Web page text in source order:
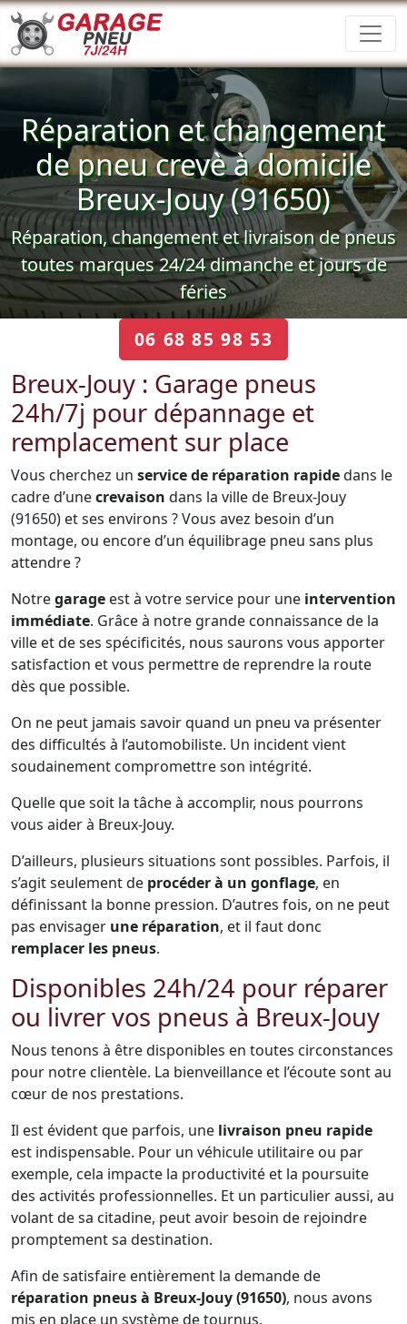
Réparation et changement
de pneu crevè à domicile
Breux-Jouy (91650)
Réparation, changement et livraison de pneus
toutes marques 24/24 dimanche et jours de
féries
06 68 85 98 53
Breux-Jouy : Garage pneus
24h/7j pour dépannage et
remplacement sur place
Vous cherchez un service de réparation rapidedans le
cadre d’unecrevaison dans la ville de Breux-Jouy
(91650) et ses environs ? Vous avez besoin d’un
montage, ou encore d’un équilibrage pneu sans plus
attendre ?
Notregarage est à votre service pour une intervention
immédiate. Grâce à notre grande connaissance de la
ville et de ses spécificités, nous saurons vous apporter
satisfaction et vous permettre de reprendre la route
dès que possible.
On ne peut jamais savoir quand un pneu va présenter
des difficultés à l’automobiliste. Un incident vient
soudainement compromettre son intégrité.
Quelle que soit la tâche à accomplir, nous pourrons
vous aider à Breux-Jouy.
D’ailleurs, plusieurs situations sont possibles. Parfois, il
s’agit seulement de procéder à un gonflage, en
définissant la bonne pression. D’autres fois, on ne peut
pas envisager une réparation, et il faut donc
remplacer les pneus.
Disponibles 24h/24 pour réparer
ou livrer vos pneus à Breux-Jouy
Nous tenons à être disponibles en toutes circonstances
pour notre clientèle. La bienveillance et l’écoute sont au
cœur de nos prestations.
Il est évident que parfois, une livraison pneu rapide
est indispensable. Pour un véhicule utilitaire ou par
exemple, cela impacte la productivité et la poursuite
des activités professionnelles. Et un particulier aussi, au
volant de sa citadine, peut avoir besoin de rejoindre
promptement sa destination.
Afin de satisfaire entièrement la demande de
réparation pneus à Breux-Jouy (91650), nous avons
mis en place un système de tournus.